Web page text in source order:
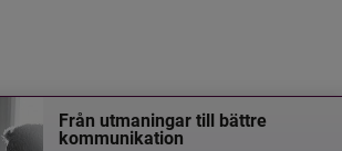
Från utmaningar till bättre
kommunikation